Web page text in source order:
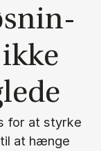
for at styrke
at hænge